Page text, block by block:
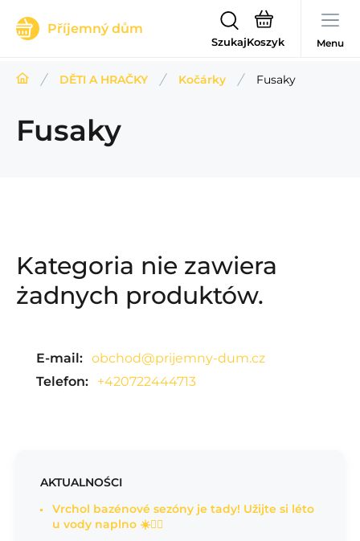
Příjemný dům
Szukaj Menu
DĚTI A HRAČKY Kočárky Fusaky
Fusaky
Kategoria nie zawiera
żadnych produktów.
E-mail: obchod@prijemny-dum.cz
Telefon:
+420722444713
AKTUALNOŚCI
Vrchol bazénové sezóny je tady! Užijte si léto
u vody naplno ☀️🏊‍♂️